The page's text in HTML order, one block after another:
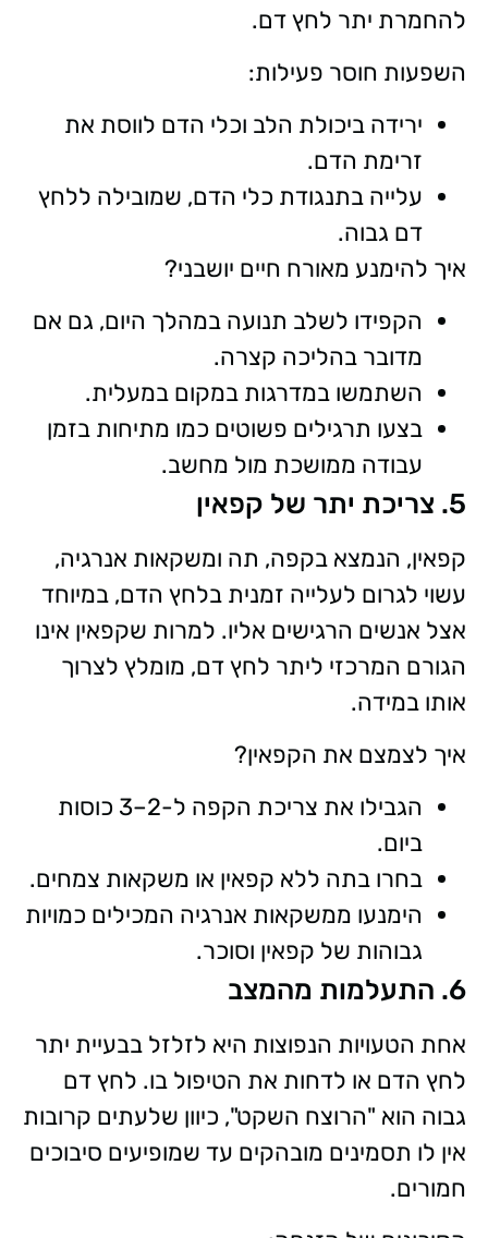
להחמרת יתר לחץ דם.
השפעות חוסר פעילות:
ירידה ביכולת הלב וכלי הדם לווסת את
זרימת הדם.
עלייה בתנגודת כלי הדם, שמובילה ללחץ
דם גבוה.
איך להימנע מאורח חיים יושבני?
הקפידו לשלב תנועה במהלך היום, גם אם
מדובר בהליכה קצרה.
השתמשו במדרגות במקום במעלית.
בצעו תרגילים פשוטים כמו מתיחות בזמן
עבודה ממושכת מול מחשב.
5. צריכת יתר של קפאין
קפאין, הנמצא בקפה, תה ומשקאות אנרגיה,
עשוי לגרום לעלייה זמנית בלחץ הדם, במיוחד
אצל אנשים הרגישים אליו. למרות שקפאין אינו
הגורם המרכזי ליתר לחץ דם, מומלץ לצרוך
אותו במידה.
איך לצמצם את הקפאין?
הגבילו את צריכת הקפה ל-2–3 כוסות
ביום.
בחרו בתה ללא קפאין או משקאות צמחים.
הימנעו ממשקאות אנרגיה המכילים כמויות
גבוהות של קפאין וסוכר.
6. התעלמות מהמצב
אחת הטעויות הנפוצות היא לזלזל בבעיית יתר
לחץ הדם או לדחות את הטיפול בו. לחץ דם
גבוה הוא "הרוצח השקט", כיוון שלעתים קרובות
אין לו תסמינים מובהקים עד שמופיעים סיבוכים
חמורים.